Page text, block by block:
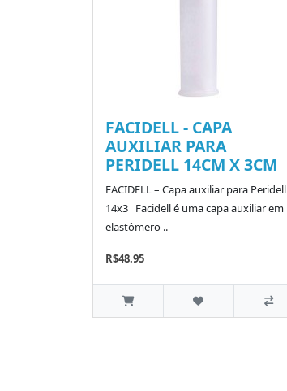
FACIDELL - CAPA
AUXILIAR PARA
PERIDELL 14CM X 3CM
FACIDELL – Capa auxiliar para Peridell
14x3 Facidell é uma capa auxiliar em
elastômero ..
R$48.95